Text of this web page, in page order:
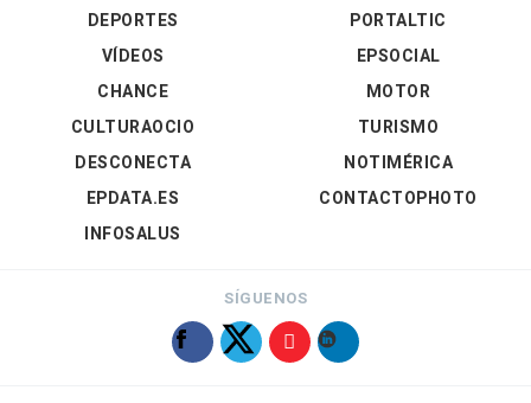
DEPORTES
VÍDEOS
PORTALTIC
EPSOCIAL
CHANCE
CULTURAOCIO
DESCONECTA
EPDATA.ES
INFOSALUS
MOTOR
TURISMO
NOTIMÉRICA
CONTACTOPHOTO
SÍGUENOS